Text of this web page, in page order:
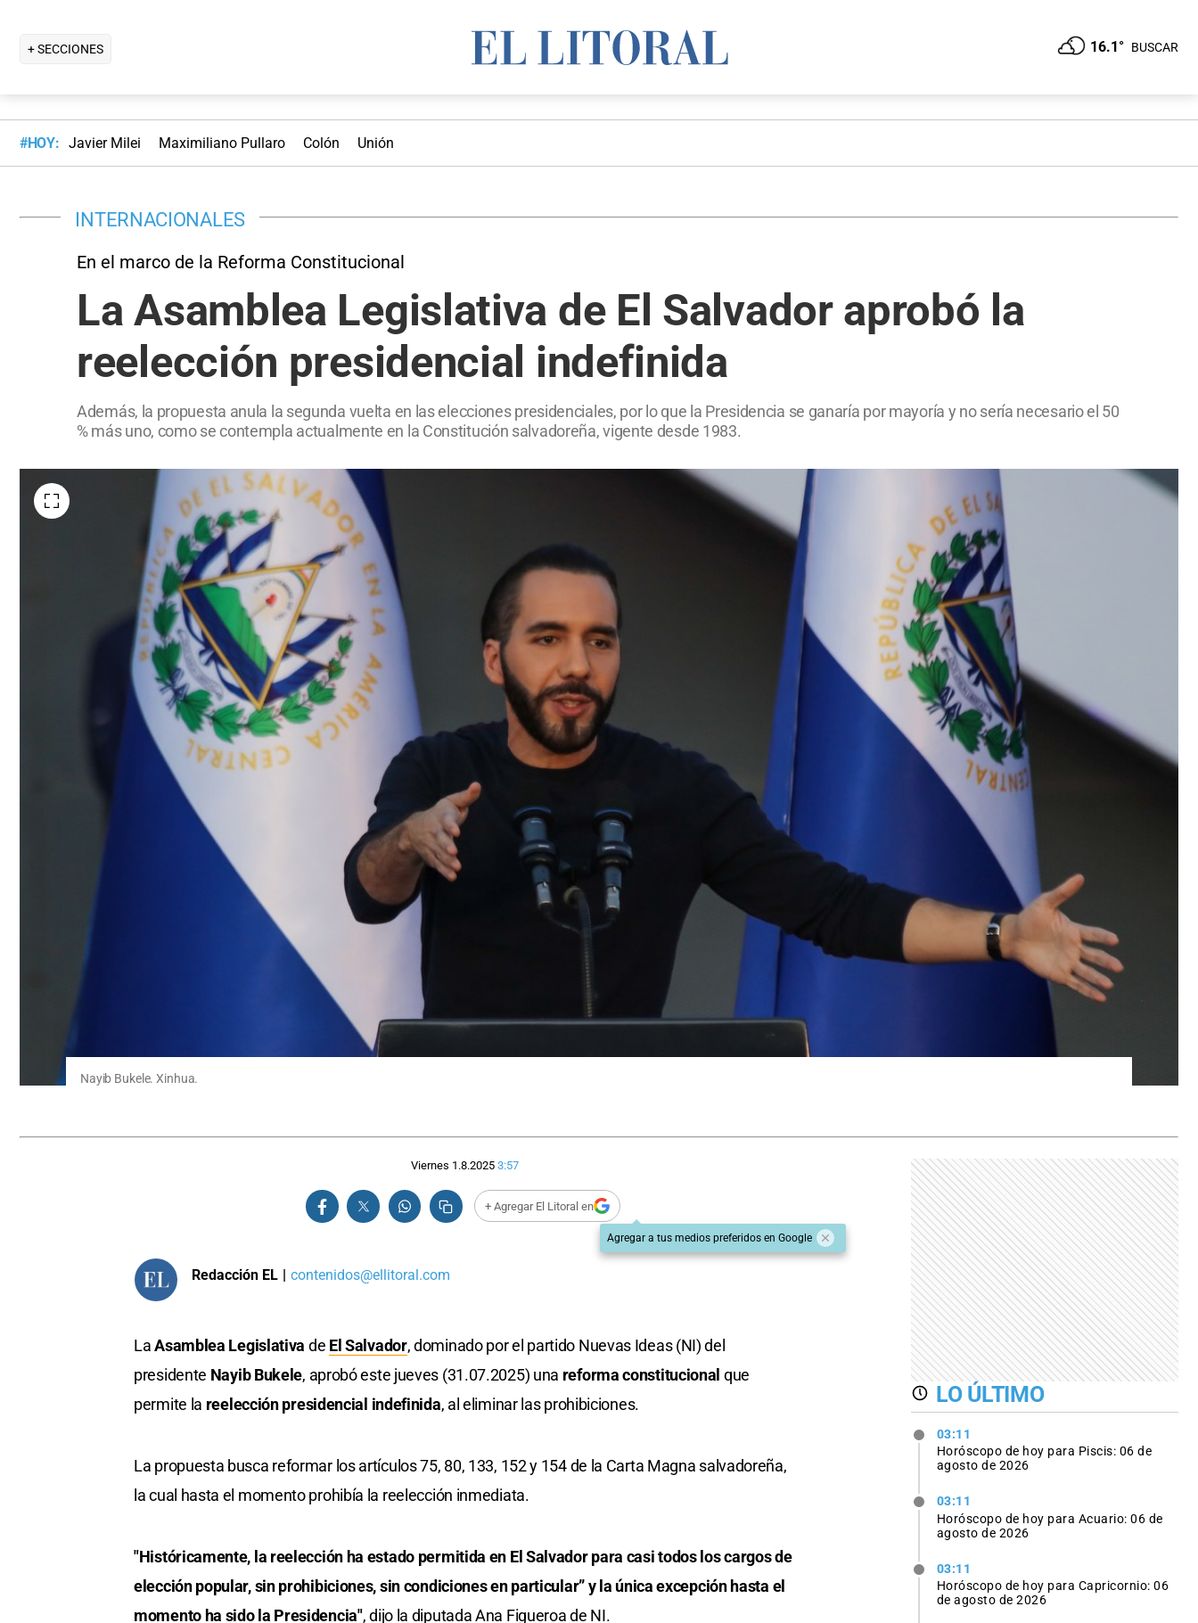
+ SECCIONES 16.1° BUSCAR
#HOY: Javier Milei Maximiliano Pullaro Colón Unión
INTERNACIONALES
En el marco de la Reforma Constitucional
La Asamblea Legislativa de El Salvador aprobó la
reelección presidencial indefinida
Además, la propuesta anula la segunda vuelta en las elecciones presidenciales, por lo que la Presidencia se ganaría por mayoría y no sería necesario el 50
% más uno, como se contempla actualmente en la Constitución salvadoreña, vigente desde 1983.
Nayib Bukele. Xinhua.
Viernes 1.8.2025 3:57
+ Agregar El Litoral en
Agregar a tus medios preferidos en Google
Redacción EL | contenidos@ellitoral.com
LaAsamblea Legislativa de El Salvador, dominado por el partido Nuevas Ideas (NI) del
presidente Nayib Bukele, aprobó este jueves (31.07.2025) una reforma constitucional que
permite la reelección presidencial indefinida, al eliminar las prohibiciones.
La propuesta busca reformar los artículos 75, 80, 133, 152 y 154 de la Carta Magna salvadoreña,
la cual hasta el momento prohibía la reelección inmediata.
"Históricamente, la reelección ha estado permitida en El Salvador para casi todos los cargos de
elección popular, sin prohibiciones, sin condiciones en particular” y la única excepción hasta el
momento ha sido la Presidencia", dijo la diputada Ana Figueroa de NI.
LO ÚLTIMO
03:11
Horóscopo de hoy para Piscis: 06 de
agosto de 2026
03:11
Horóscopo de hoy para Acuario: 06 de
agosto de 2026
03:11
Horóscopo de hoy para Capricornio: 06
de agosto de 2026